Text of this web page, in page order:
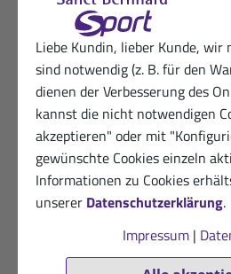
Liebe Kundin, lieber Kunde, wir
sind notwendig (z. B. für den
dienen der Verbesserung des
kannst die nicht notwendigen
akzeptieren" oder mit
gewünschte Cookies einzeln
Informationen zu Cookies
unserer Datenschutzerklärung.
Impressum|
Guter Geschmack und hilft
VERIFIZIERT
Begeisterter Sanct
Kunde
★ ★★★★
Wirkt sehr
Kunde von Sanct Bernhard